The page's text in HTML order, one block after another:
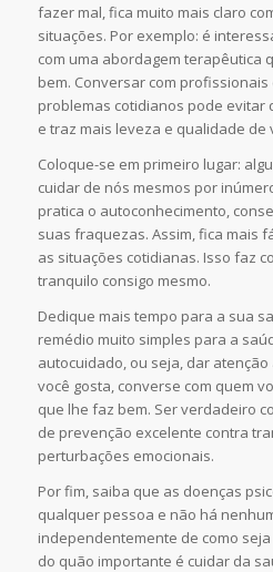
fazer mal, fica muito mais claro
situações. Por exemplo: é
com uma abordagem terapêutica
bem. Conversar com
problemas cotidianos pode
e traz mais leveza e qualidade de
Coloque-se em primeiro lugar:
cuidar de nós mesmos por
pratica o autoconhecimento,
suas fraquezas. Assim, fica mais
as situações cotidianas. Isso faz
tranquilo consigo mesmo.
Dedique mais tempo para a sua
remédio muito simples para a
autocuidado, ou seja, dar atenção
você gosta, converse com quem
que lhe faz bem. Ser verdadeiro
de prevenção excelente contra
perturbações emocionais.
Por fim, saiba que as doenças
qualquer pessoa e não há
independentemente de como
do quão importante é cuidar da